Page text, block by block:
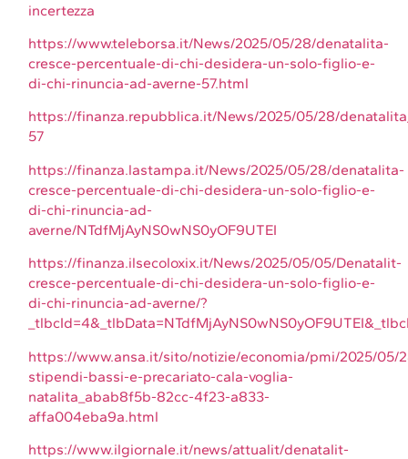
incertezza
https://www.teleborsa.it/News/2025/05/28/denatalita-
cresce-percentuale-di-chi-desidera-un-solo-figlio-e-
di-chi-rinuncia-ad-averne-57.html
https://finanza.repubblica.it/News/2025/05/28/
57
https://finanza.lastampa.it/News/2025/05/28/denatalita-
cresce-percentuale-di-chi-desidera-un-solo-figlio-e-
di-chi-rinuncia-ad-
averne/NTdfMjAyNS0wNS0yOF9UTEI
https://finanza.ilsecoloxix.it/News/2025/05/05/Denatalit-
cresce-percentuale-di-chi-desidera-un-solo-figlio-e-
di-chi-rinuncia-ad-averne/?
https://www.ansa.it/sito/notizie/economia/pmi/2025/05/
stipendi-bassi-e-precariato-cala-voglia-
natalita_abab8f5b-82cc-4f23-a833-
affa004eba9a.html
https://www.ilgiornale.it/news/attualit/denatalit-